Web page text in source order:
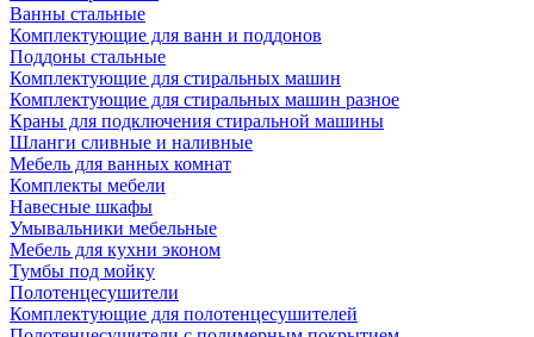
Ванны стальные
Комплектующие для ванн и поддонов
Поддоны стальные
Комплектующие для стиральных машин
Комплектующие для стиральных машин разное
Краны для подключения стиральной машины
Шланги сливные и наливные
Мебель для ванных комнат
Комплекты мебели
Навесные шкафы
Умывальники мебельные
Мебель для кухни эконом
Тумбы под мойку
Полотенцесушители
Комплектующие для полотенцесушителей